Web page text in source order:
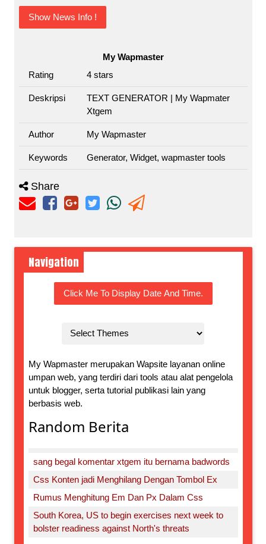
Show News Info !
My Wapmaster
Rating
4 stars
Deskripsi
TEXT GENERATOR | My Wapmater
Xtgem
Author My Wapmaster
Keywords Generator, Widget, wapmaster tools
Share
Navigation
Click Me To Display Date And Time.
My Wapmaster merupakan Wapsite layanan online
umpan web, yang terdiri dari tools atau alat pengelola
untuk blogger, serta tutorial publikasi lain yang
berbasis web.
Random Berita
sang begal komentar xtgem itu bernama badwords
Css Konten jadi Menghilang Dengan Tombol Ex
Rumus Menghitung Em Dan Px Dalam Css
South Korea, US to begin exercises next week to
bolster readiness against North's threats